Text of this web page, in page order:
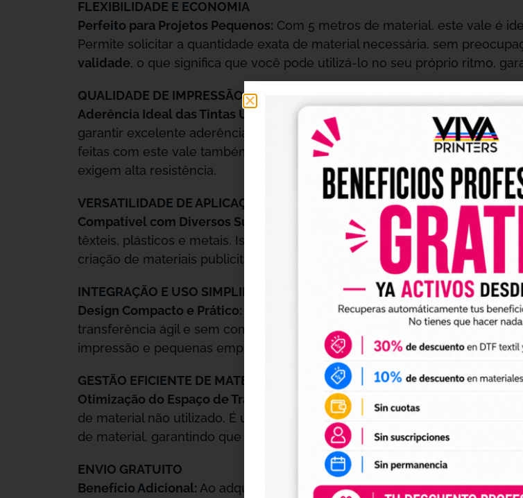
FLEXIBILIDADE E ECONOMIA
Perfeito para Projetos Pequenos: Com 5 metros de material, este vale é
Permite solicitar a quantidade exata de material necessária, sem
validade, o que significa que você pode utilizá-lo no seu próprio ritmo,
QUALIDADE DE IMPRESSÃO SUPERIOR
Aderência Ideal das Tintas UV:
Apesar do seu tamanho compacto, este
garantir excelente aderência das tintas UV, assegurando cores vibrantes
feitas com este vale também são duráveis, resistindo à umidade, ao
exigem alta resistência.
VERSATILIDADE DE APLICAÇÃO
Compatível com Diversos Substratos:
O Vale UV DTF de 5 Metros é
têxteis, plásticos e metais. Isso o torna uma ferramenta versátil para
criação de materiais publicitários. Sua capacidade de adaptação permite
INTEGRAÇÃO E USO SIMPLIFICADOS
Design Compacto e Prático: Este vale é facilmente integrado a
transferência ágil e sem complicações. Seu tamanho compacto é fácil de
impressão e pequenas empresas que desejam otimizar espaço e recursos.
GESTÃO EFICIENTE DE MATERIAL
Otimização do Espaço de Trabalho:
Os 5 metros são perfeitos para
de material não utilizado. É uma solução prática para quem trabalha com
de material, garantindo que você use apenas o necessário, sem
ENVIO GRATUITO
Benefício Adicional: Ao adquirir este vale, você recebe1 envio